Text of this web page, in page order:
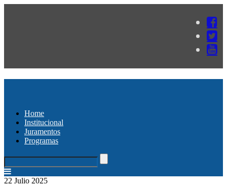
Home
Institucional
Juramentos
Programas
22 Julio 2025